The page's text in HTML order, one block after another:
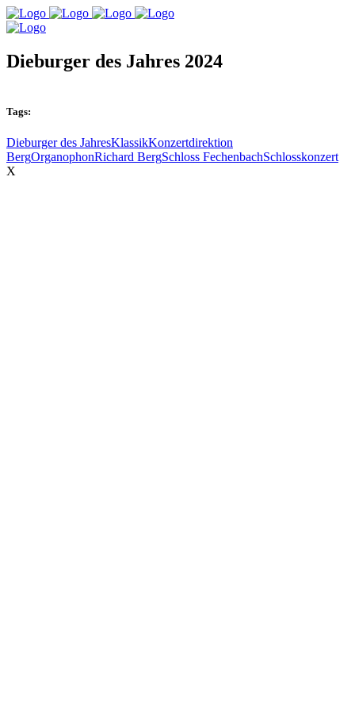
Dieburger des Jahres 2024
Tags:
Dieburger des JahresKlassikKonzertdirektion
BergOrganophonRichard BergSchloss FechenbachSchlosskonzert
X